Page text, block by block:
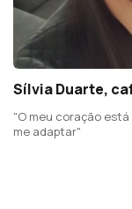
Sílvia Duarte,
"O meu coração está
me adaptar"